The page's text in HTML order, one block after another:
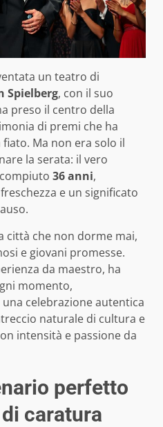
un teatro di
Spielberg, con il suo
preso il centro della
di premi che ha
Ma non era solo il
la serata: il vero
36 anni,
e un significato
città che non dorme mai,
e giovani promesse.
da maestro, ha
momento,
celebrazione autentica
naturale di cultura e
intensità e passione da
perfetto
caratura